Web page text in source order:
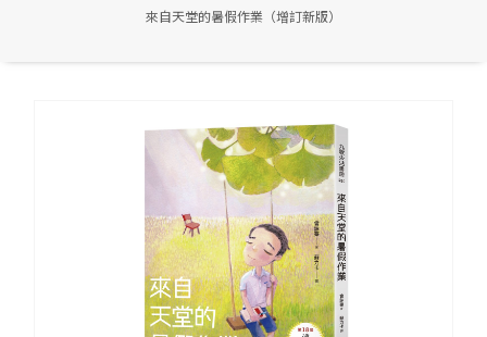
來自天堂的暑假作業（增訂新版）